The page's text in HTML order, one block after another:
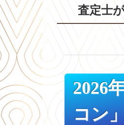
査定士
2026
コン